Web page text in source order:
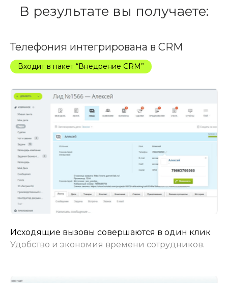
В результате вы получаете:
Телефония интегрирована в CRM
Входит в пакет “Внедрение CRM”
Исходящие вызовы совершаются в один клик
Удобство и экономия времени сотрудников.